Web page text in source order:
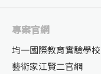
專案官網
均一國際教育實驗學校
藝術家江賢二官網